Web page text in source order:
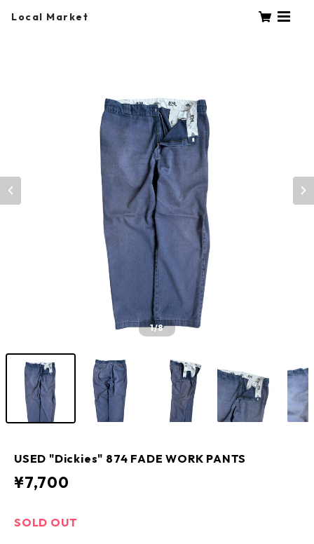
Local Market
1/8
USED "Dickies" 874 FADE WORK PANTS
¥7,700
SOLD OUT